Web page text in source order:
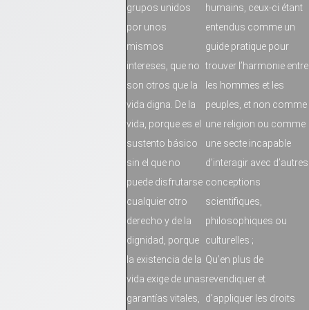
grupos unidos
por unos
mismos
intereses, que no
son otros que la
vida digna. De la
vida, porque es el
sustento básico
sin el que no
puede disfrutarse
cualquier otro
derecho y de la
dignidad, porque
la existencia de la
vida exige de unas
garantías vitales,
humains, ceux-ci étant
entendus comme un
guide pratique pour
trouver l’harmonie entre
les hommes et les
peuples, et non comme
une religion ou comme
une secte incapable
d’interagir avec d’autres
conceptions
scientifiques,
philosophiques ou
culturelles ;
Qu’en plus de
revendiquer et
d’appliquer les droits